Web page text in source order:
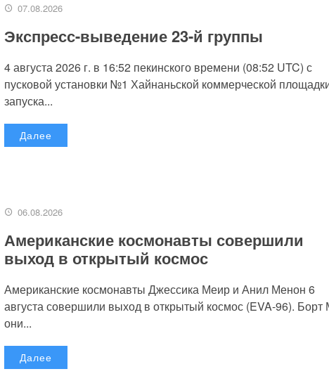
07.08.2026
Экспресс-выведение 23-й группы
4 августа 2026 г. в 16:52 пекинского времени (08:52 UTC) с
пусковой установки №1 Хайнаньской коммерческой
запуска...
Далее
06.08.2026
Американские космонавты совершили
выход в открытый космос
Американские космонавты Джессика Меир и Анил Менон 6
августа совершили выход в открытый космос (EVA-96).
они...
Далее